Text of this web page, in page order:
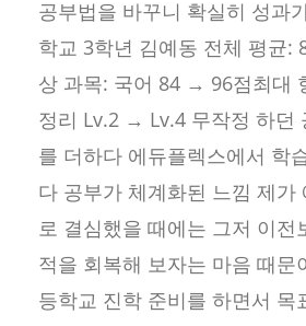
렉
스
매
니
저
님
함
최
상
위
권
에
도
전
공부법을 바꾸니 확실히 성과
학교 3학년 김예동 전체 평균
상 과목: 국어 84 → 96점최대
정리 Lv.2 → Lv.4 무작정 하던
를 더하다 에듀플렉스에서 학
다 공부가 체계화된 느낌 제가
로 결심했을 때에는 그저 이전
적을 회복해 보자는 마음 때문
등학교 진학 준비를 하면서 목